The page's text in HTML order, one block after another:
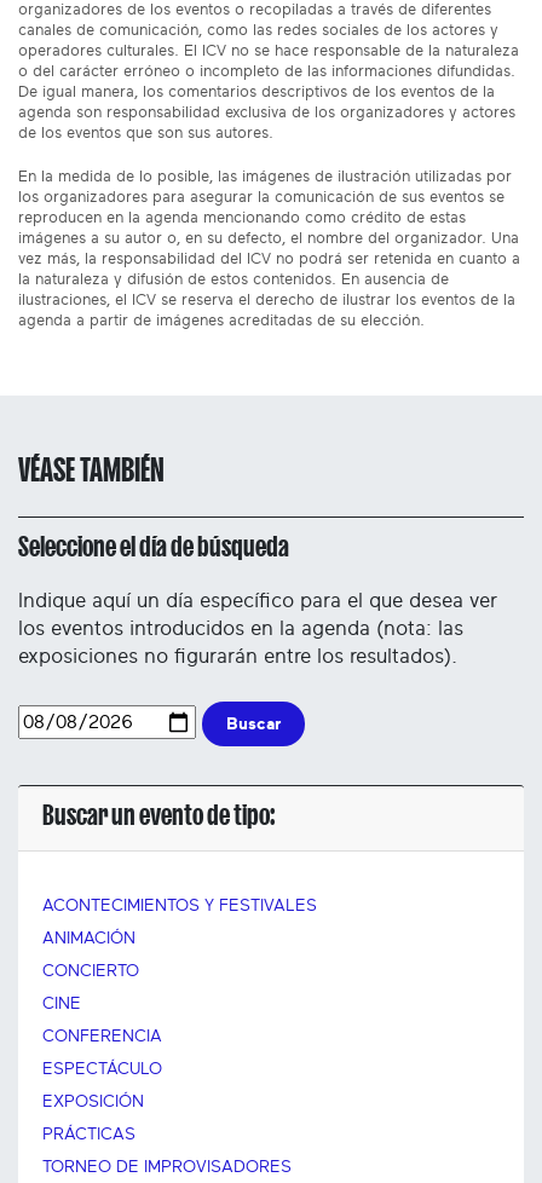
organizadores de los eventos o recopiladas a través de diferentes
canales de comunicación, como las redes sociales de los actores y
operadores culturales. El ICV no se hace responsable de la naturaleza
o del carácter erróneo o incompleto de las informaciones difundidas.
De igual manera, los comentarios descriptivos de los eventos de la
agenda son responsabilidad exclusiva de los organizadores y actores
de los eventos que son sus autores.
En la medida de lo posible, las imágenes de ilustración utilizadas por
los organizadores para asegurar la comunicación de sus eventos se
reproducen en la agenda mencionando como crédito de estas
imágenes a su autor o, en su defecto, el nombre del organizador. Una
vez más, la responsabilidad del ICV no podrá ser retenida en cuanto a
la naturaleza y difusión de estos contenidos. En ausencia de
ilustraciones, el ICV se reserva el derecho de ilustrar los eventos de la
agenda a partir de imágenes acreditadas de su elección.
VÉASE TAMBIÉN
Seleccione el día de búsqueda
Indique aquí un día específico para el que desea ver
los eventos introducidos en la agenda (nota: las
exposiciones no figurarán entre los resultados).
Buscar
Buscar un evento de tipo:
ACONTECIMIENTOS Y FESTIVALES
ANIMACIÓN
CONCIERTO
CINE
CONFERENCIA
ESPECTÁCULO
EXPOSICIÓN
PRÁCTICAS
TORNEO DE IMPROVISADORES